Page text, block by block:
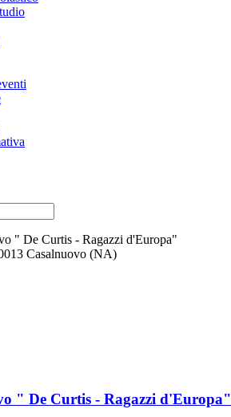
" De Curtis - Ragazzi d'Europa"
Casalnuovo (NA)
" De Curtis - Ragazzi d'Europa"